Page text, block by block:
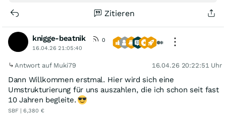
Zitieren
knigge-beatnik
0
16.04.26 21:05:40
Antwort auf Muki79 16.04.26 20:22:51 Uhr
Dann Willkommen erstmal. Hier wird sich eine
Umstrukturierung für uns auszahlen, die ich schon seit fast
10 Jahren begleite.
SBF | 6,380 €